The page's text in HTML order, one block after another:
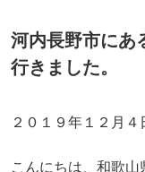
河内長野市にあ
行きました。
２０１９年１２月４
こんにちは、和歌